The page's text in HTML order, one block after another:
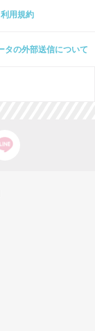
利用規約
タの外部送信について